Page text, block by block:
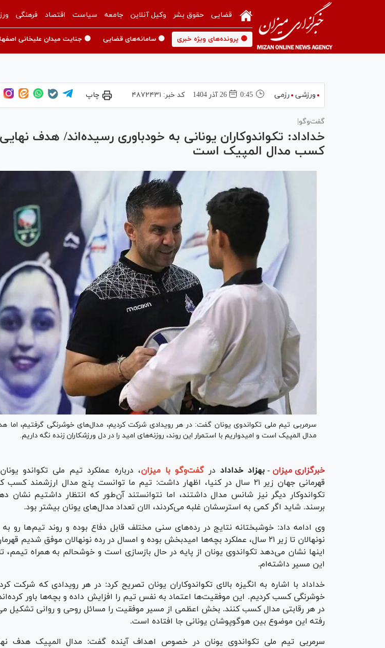
قضایی حقوق بشر وکیل آنلاین جامعه سیاست اقتصاد فرهنگی
🟡 پرونده‌های ویژه خبری 🟡 سامانه‌های قضایی 🟡 جنایت میدان علیخانی
ورزشی رزمی 0:45 26 آذر 1404 کد خبر: ۴۸۷۲۴۳۱ چاپ
گفت‌و‌گو|
خداداد: تکواندوکاران یونانی به خودباوری رسیده‌اند/ هدف
کسب مدال المپیک است
سرمربی تیم ملی تکواندوی یونان گفت: در هر رویدادی شرکت کردیم، مدال‌های خوشرنگی گرفتیم، اما
مدال المپیک است و امیدواریم با استمرار این روند، روزنه‌های امید را در دل ورزشکاران زنده نگه داریم.
خبرگزاری میزان - بهزاد خداداد درگفت‌و‌گو با میزان، درباره عملکرد تیم ملی تکواندو
قهرمانی جهان زیر ۲۱ سال در کنیا، اظهار داشت: تیم ما توانست پنج مدال ارزشمند
تکواندوکار دیگر نیز شانس مدال داشتند، اما نتوانستند آن‌طور که انتظار داشتیم نشان
برسند. شاید اگر کمی به استرسشان غلبه می‌کردند، الان تعداد مدال‌های یونان بیشتر بود.
وی ادامه داد: خوشبختانه نتایج در رده‌های سنی مختلف قابل دفاع بوده و روند تیم‌ها رو
نونهالان تا زیر ۲۱ سال، عملکرد بچه‌ها امیدبخش بوده و امسال در رده نونهالان موفق شدیم
اینها نشان می‌دهد تکواندوی یونان از پایه در حال بازسازی است و خوشحالم به همراه تیمم،
این مسیر داشته‌ام.
خداداد با اشاره به انگیزه بالای تکواندوکاران یونان تصریح کرد: در هر رویدادی که شرکت
خوشرنگی کسب کردیم. این موفقیت‌ها اعتماد به نفس تیم را افزایش داده و بچه‌ها باور
در هر رقابتی مدال کسب کنند. بخش اعظمی از مسیر موفقیت را مسائل روحی و روانی تشکیل
رفته این موضوع بین هوگوپوشان یونانی جا افتاده است.
سرمربی تیم ملی تکواندوی یونان در خصوص اهداف آینده گفت: مدال المپیک هدف